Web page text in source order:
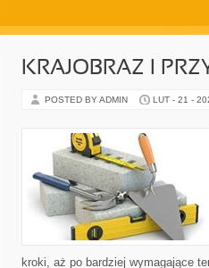
KRAJOBRAZ I
POSTED BY ADMIN LUT - 21 -
kroki, aż po bardziej wymagające